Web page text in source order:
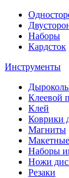
Наборы
Кардсток
Инструменты
Клеевой
Клей
Коврики
Магниты
Наборы
Ножи
Резаки